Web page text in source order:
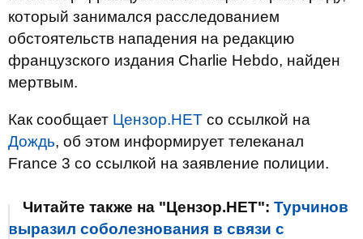
который занимался расследованием
обстоятельств нападения на редакцию
французского издания Charlie Hebdo, найден
мертвым.
Как сообщает Цензор.НЕТ со ссылкой на
Дождь, об этом информирует телеканал
France 3 со ссылкой на заявление полиции.
Читайте также на "Цензор.НЕТ": Турчинов
выразил соболезнования в связи с